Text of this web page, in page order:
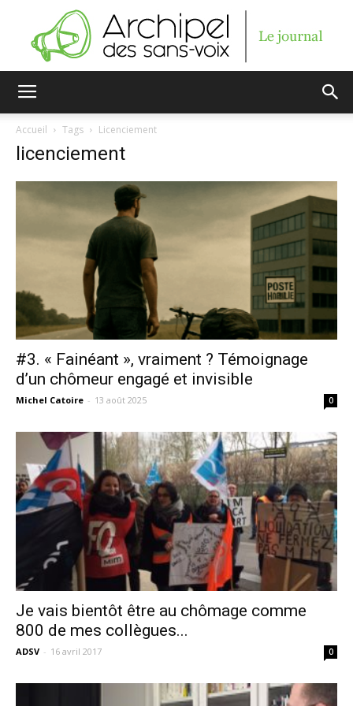
sans-
voix
Accueil Tags Licenciement
licenciement
#3. « Fainéant », vraiment ? Témoignage
d’un chômeur engagé et invisible
Michel Catoire - 13 août 2025 0
Je vais bientôt être au chômage comme
800 de mes collègues...
ADSV - 16 avril 2017 0